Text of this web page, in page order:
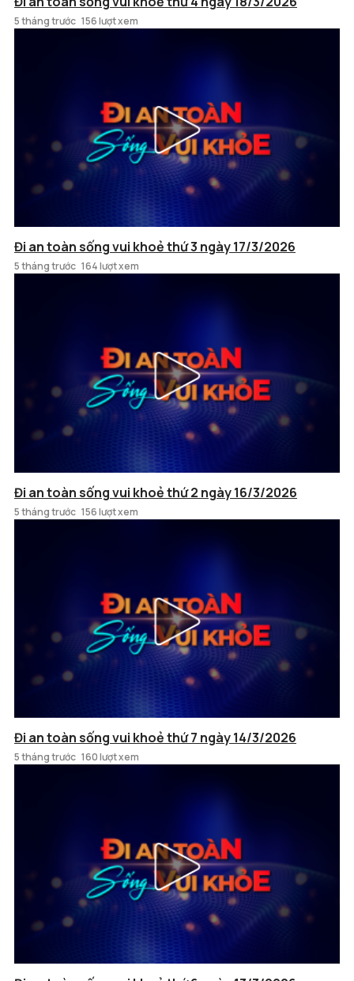
5 tháng trước 156 lượt xem
Đi an toàn sống vui khoẻ thứ 3 ngày 17/3/2026
5 tháng trước 164 lượt xem
Đi an toàn sống vui khoẻ thứ 2 ngày 16/3/2026
5 tháng trước 156 lượt xem
Đi an toàn sống vui khoẻ thứ 7 ngày 14/3/2026
5 tháng trước 160 lượt xem